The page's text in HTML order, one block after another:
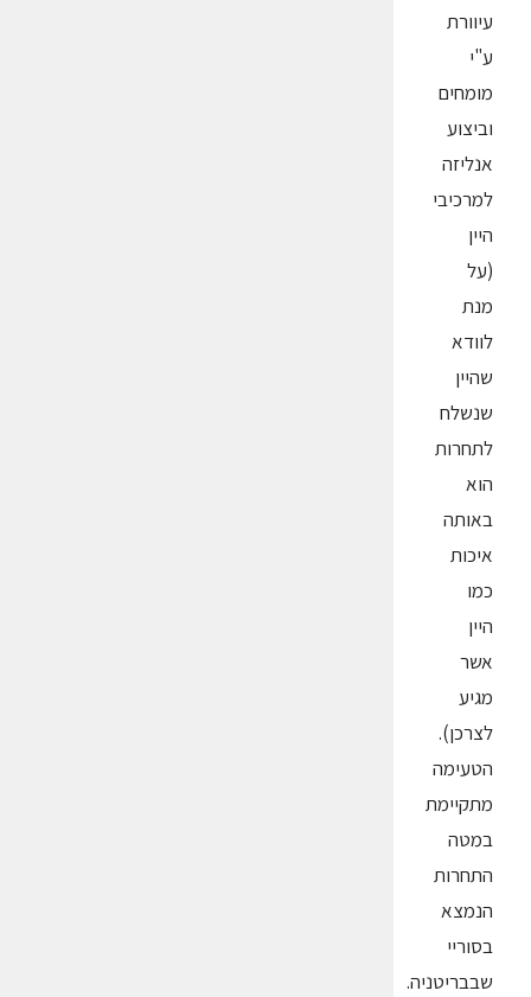
עיוורת
ע"י
מומחים
וביצוע
אנליזה
למרכיבי
היין
(על
מנת
לוודא
שהיין
שנשלח
לתחרות
הוא
באותה
איכות
כמו
היין
אשר
מגיע
לצרכן).
הטעימה
מתקיימת
במטה
התחרות
הנמצא
בסוריי
שבבריטניה.